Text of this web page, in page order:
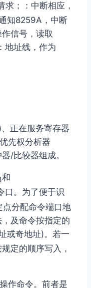
求；
：中断相应，
知8259A，中断
信号，读取
：地址线，作为
正在服务寄存器
先权分析器
/比较器组成。
和
口。为了便于识
分配命令端口地
及命令按指定的
或奇地址)。若一
定的顺序写入，
作命令。前者是